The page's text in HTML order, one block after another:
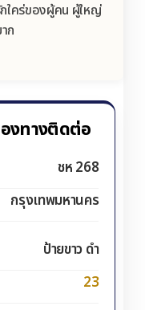
ใคร่ของผู้คน ผู้ใหญ่
ก
งทางติดต่อ
ชห 268
กรุงเทพมหานคร
ป้ายขาว ดำ
23